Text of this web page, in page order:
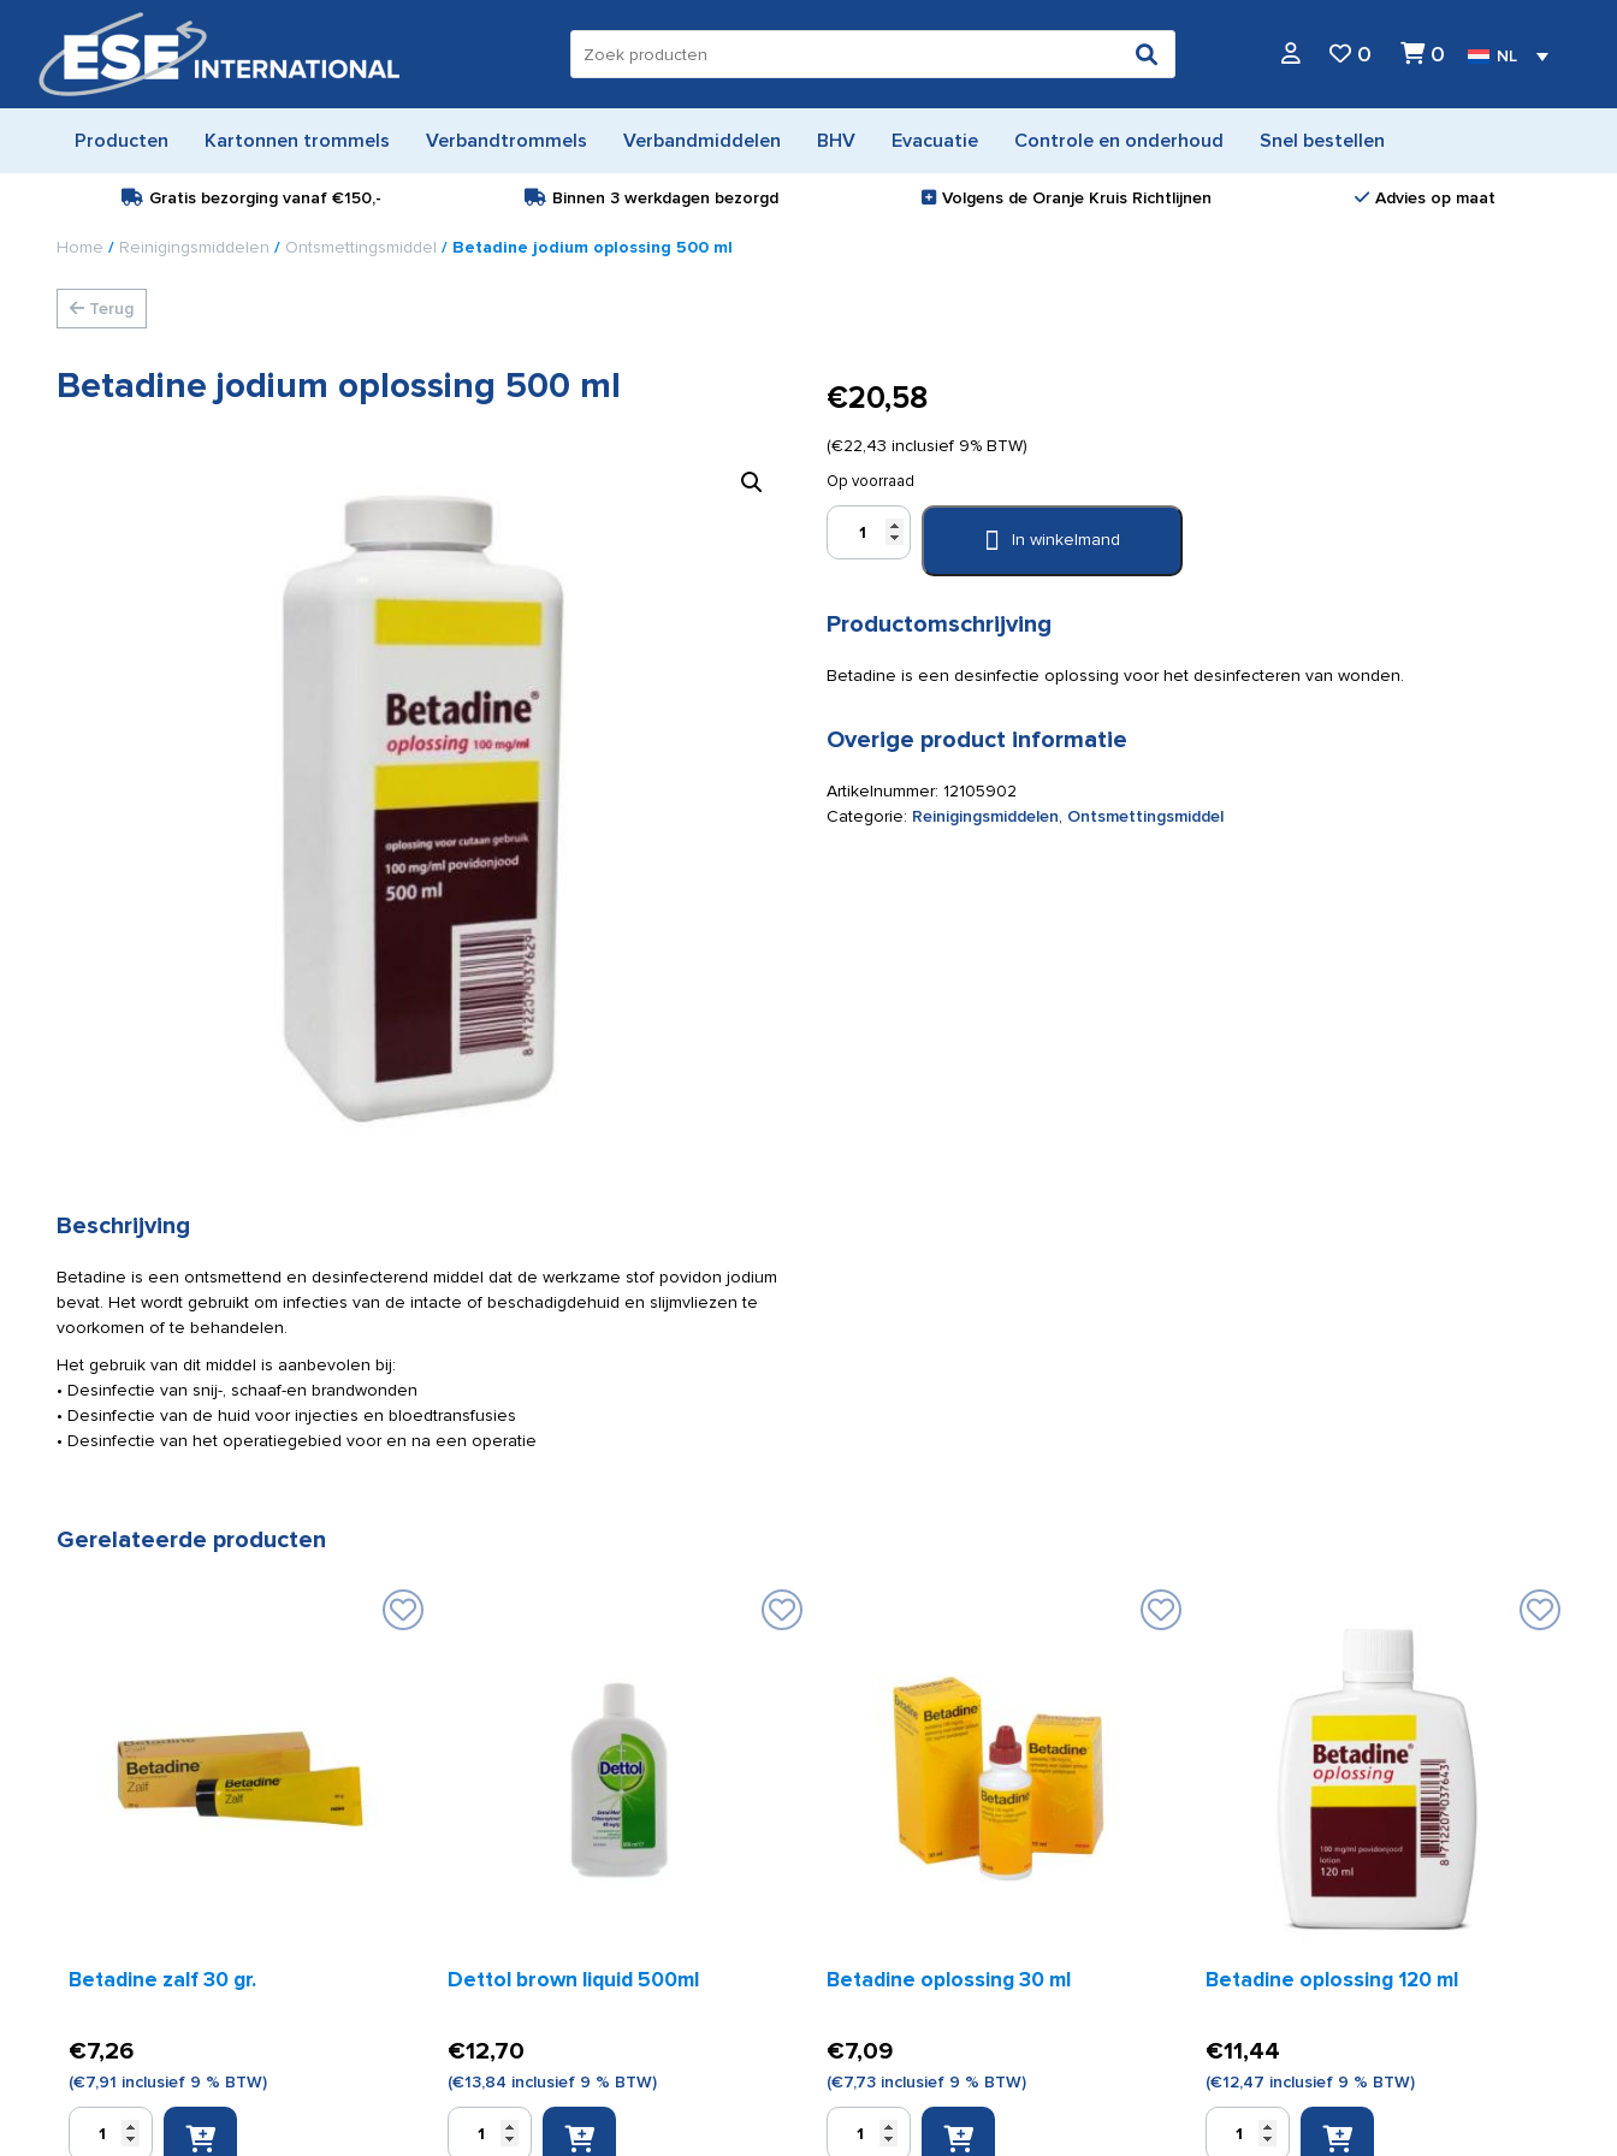
naar:
0 0 NL
Producten Kartonnen trommels Verbandtrommels Verbandmiddelen BHV Evacuatie Controle en onderhoud Snel bestellen
Gratis bezorging vanaf€150,- Binnen 3 werkdagen bezorgd Volgens de Oranje Kruis Richtlijnen Advies op maat
Home / Reinigingsmiddelen / Ontsmettingsmiddel / Betadine jodium oplossing 500 ml
Terug
Betadine jodium oplossing 500 ml
Beschrijving
Betadine is een ontsmettend en desinfecterend middel dat de werkzame stof povidon jodium
bevat. Het wordt gebruikt om infecties van de intacte of beschadigdehuid en slijmvliezen te
voorkomen of te behandelen.
Het gebruik van dit middel is aanbevolen bij:
• Desinfectie van snij-, schaaf-en brandwonden
• Desinfectie van de huid voor injecties en bloedtransfusies
• Desinfectie van het operatiegebied voor en na een operatie
€20,58
(€22,43 inclusief 9% BTW)
Op voorraad
Betadine
jodium
ml
In winkelmand
Productomschrijving
Betadine is een desinfectie oplossing voor het desinfecteren van wonden.
Overige product informatie
Artikelnummer: 12105902
Categorie: Reinigingsmiddelen, Ontsmettingsmiddel
Gerelateerde producten
Betadine zalf 30 gr.
€7,26
(€7,91 inclusief 9 % BTW)
Betadine
Dettol brown liquid 500ml
€12,70
(€13,84 inclusief 9 % BTW)
Dettol
brown
Betadine oplossing 30 ml
€7,09
(€7,73 inclusief 9 % BTW)
Betadine
oplossing
Betadine oplossing 120 ml
€11,44
(€12,47 inclusief 9 % BTW)
Betadine
oplossing